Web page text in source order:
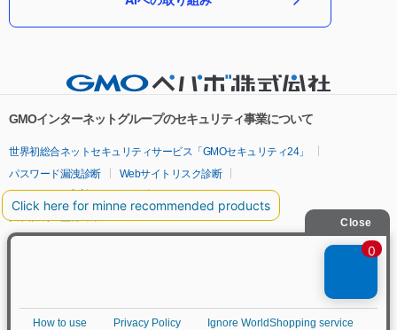
GMOインターネットグループのセキュリティ事業について
世界初総合ネットセキュリティサービス「GMOセキュリティ24」
パスワード漏洩診断
Webサイトリスク診断
セキュリティ相談AIチャットボット
実在証明・盗聴対策
サイバー攻撃対策（GMOサイバーセキュリティ byイエラエ）